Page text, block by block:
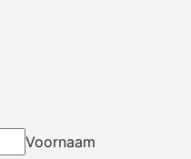
Voornaam